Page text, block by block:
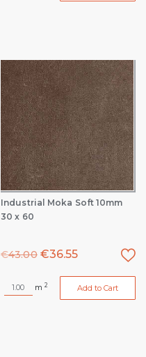
Industrial Moka Soft 10mm
30 x 60
€43.00 €36.55
m 2 Add to Cart